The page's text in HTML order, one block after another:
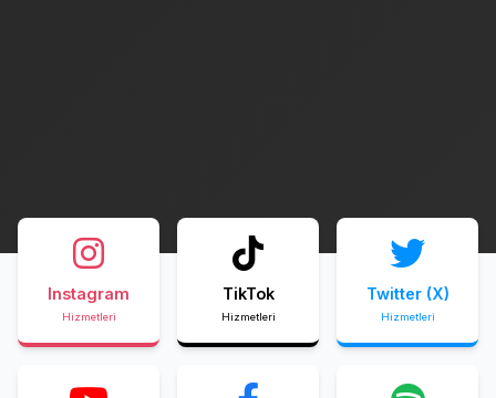
Instagram
Hizmetleri
TikTok
Hizmetleri
Twitter (X)
Hizmetleri